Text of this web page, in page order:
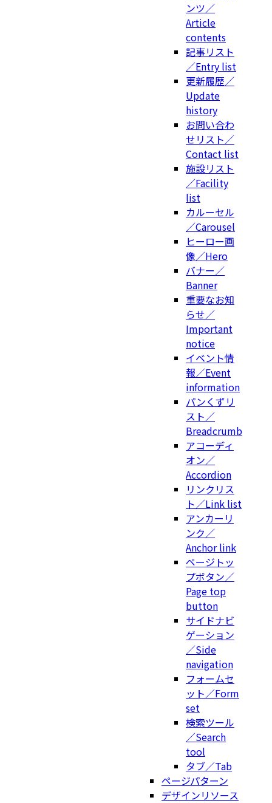
ンツ／
Article
contents
記事リスト
／Entry list
更新履歴／
Update
history
お問い合わ
せリスト／
Contact list
施設リスト
／Facility
list
カルーセル
／Carousel
ヒーロー画
像／Hero
バナー／
Banner
重要なお知
らせ／
Important
notice
イベント情
報／Event
information
パンくずリ
スト／
Breadcrumb
アコーディ
オン／
Accordion
リンクリス
ト／Link list
アンカーリ
ンク／
Anchor link
ページトッ
プボタン／
Page top
button
サイドナビ
ゲーション
／Side
navigation
フォームセ
ット／Form
set
検索ツール
／Search
tool
タブ／Tab
ページパターン
デザインリソース